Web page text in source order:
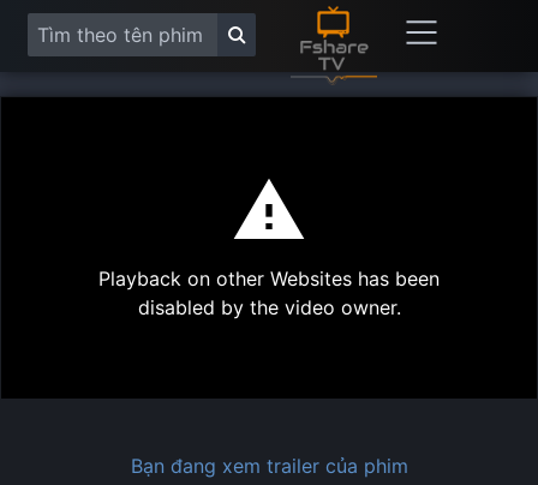
Play
Playback on other Websites has been
disabled by the video owner.
Bạn đang xem trailer của phim